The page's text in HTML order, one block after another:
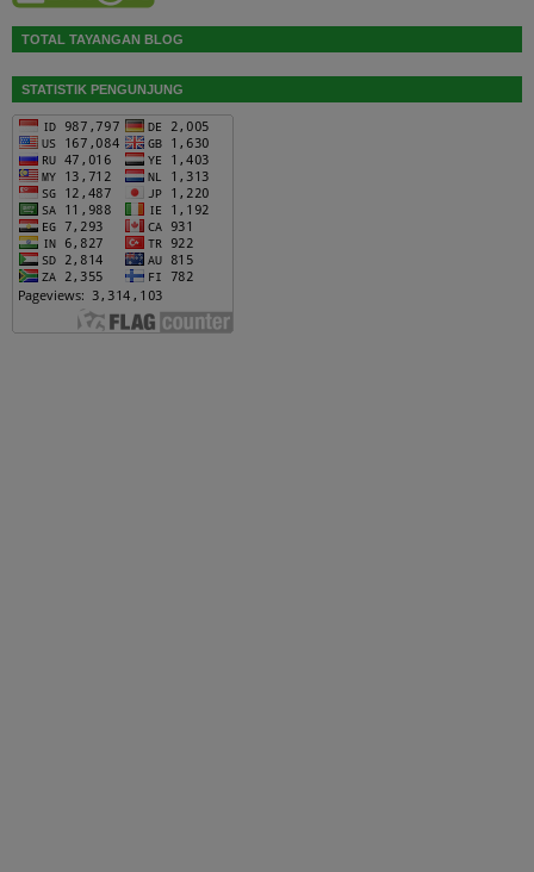
TOTAL TAYANGAN BLOG
STATISTIK PENGUNJUNG